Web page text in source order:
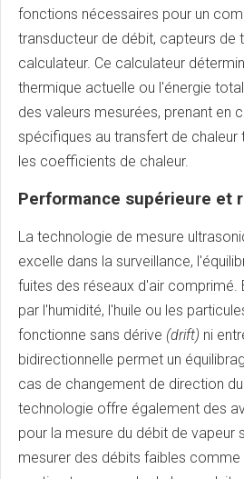
fonctions nécessaires pour un
transducteur de débit, capteurs de
calculateur. Ce calculateur
thermique actuelle ou l'énergie
des valeurs mesurées, prenant en
spécifiques au transfert de chaleur
les coefficients de chaleur.
Performance supérieure et
La technologie de mesure
excelle dans la surveillance,
fuites des réseaux d'air comprimé.
par l'humidité, l'huile ou les
fonctionne sans dérive (drift) ni
bidirectionnelle permet un
cas de changement de direction
technologie offre également des
pour la mesure du débit de vapeur
mesurer des débits faibles comme